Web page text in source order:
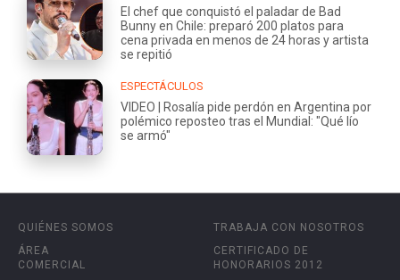
El chef que conquistó el paladar de Bad
Bunny en Chile: preparó 200 platos para
cena privada en menos de 24 horas y artista
se repitió
ESPECTÁCULOS
VIDEO | Rosalía pide perdón en Argentina por
polémico reposteo tras el Mundial: "Qué lío
se armó"
QUIÉNES SOMOS
ÁREA
COMERCIAL
TRABAJA CON NOSOTROS
CERTIFICADO DE
HONORARIOS 2012